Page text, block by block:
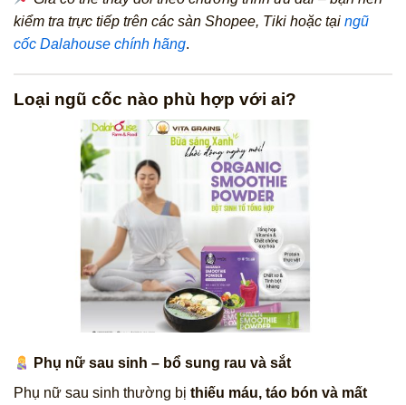
kiểm tra trực tiếp trên các sàn Shopee, Tiki hoặc tại ngũ
cốc Dalahouse chính hãng.
Loại ngũ cốc nào phù hợp với ai?
Phụ nữ sau sinh – bổ sung rau và sắt
Phụ nữ sau sinh thường bị thiếu máu, táo bón và mất